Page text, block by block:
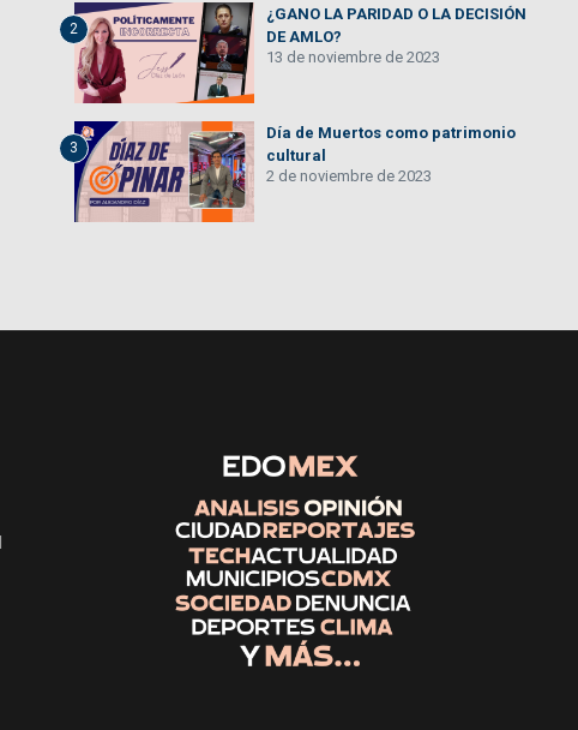
2
¿GANO LA PARIDAD O LA DECISIÓN
DE AMLO?
13 de noviembre de 2023
3
Día de Muertos como patrimonio
cultural
2 de noviembre de 2023